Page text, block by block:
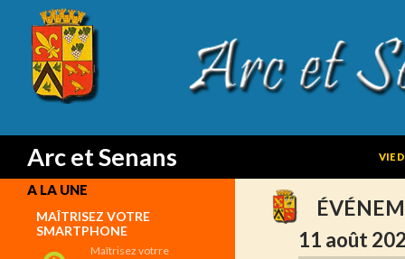
Arc et Senans
Search
VIE
11 août
A LA UNE
MAÎTRISEZ VOTRE
SMARTPHONE
Maîtrisez votrre